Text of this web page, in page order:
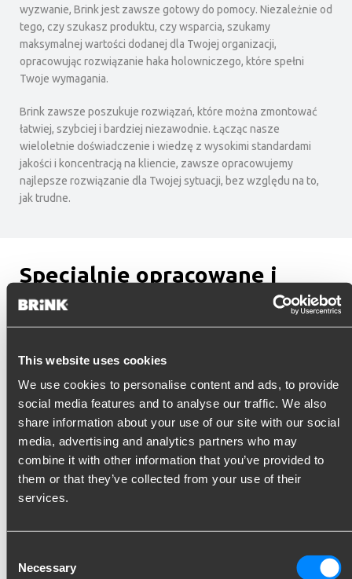
This website uses cookies
We use cookies to personalise content and ads, to provide
social media features and to analyse our traffic. We also
share information about your use of our site with our social
media, advertising and analytics partners who may
combine it with other information that you’ve provided to
them or that they’ve collected from your use of their
services.
Selection
Necessary
wyzwanie, Brink jest zawsze gotowy do pomocy. Niezależnie od
tego, czy szukasz produktu, czy wsparcia, szukamy
maksymalnej wartości dodanej dla Twojej organizacji,
opracowując rozwiązanie haka holowniczego, które spełni
Twoje wymagania.
Brink zawsze poszukuje rozwiązań, które można zmontować
łatwiej, szybciej i bardziej niezawodnie. Łącząc nasze
wieloletnie doświadczenie i wiedzę z wysokimi standardami
jakości i koncentracją na kliencie, zawsze opracowujemy
najlepsze rozwiązanie dla Twojej sytuacji, bez względu na to,
jak trudne.
Specjalnie opracowane i
przetestowane dla każdego
samochodu
Od ponad stu lat Brink reprezentuje doświadczenie w
wartościom, jakim są innowacyjność, łatwość obsługi i
bezpieczeństwo, staliśmy się światowym liderem na rynku
projektowania, produkcji, testowania i sprzedaży haków
holowniczych z dopasowanym zasilaczem (zestawy kabli).